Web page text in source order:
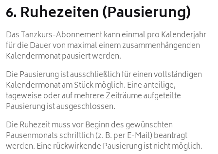
6. Ruhezeiten (Pausierung)
Das Tanzkurs-Abonnement kann einmal pro Kalenderjahr
für die Dauer von maximal einem zusammenhängenden
Kalendermonat pausiert werden.
Die Pausierung ist ausschließlich für einen vollständigen
Kalendermonat am Stück möglich. Eine anteilige,
tageweise oder auf mehrere Zeiträume aufgeteilte
Pausierung ist ausgeschlossen.
Die Ruhezeit muss vor Beginn des gewünschten
Pausenmonats schriftlich (z. B. per E-Mail) beantragt
werden. Eine rückwirkende Pausierung ist nicht möglich.